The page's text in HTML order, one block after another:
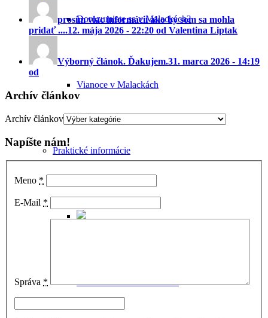
Dorozumiete sa v Malackách?
Vianoce v Malackách
Praktické informácie
prosím viac informácií ako by som sa mohla
pridať ....12. mája 2026 - 22:20 od Valentina Liptak
Výborný článok. Ďakujem.31. marca 2026 - 14:19
od
Archív článkov
Archív článkov
Napíšte nám!
Meno *
E-Mail *
Správa *